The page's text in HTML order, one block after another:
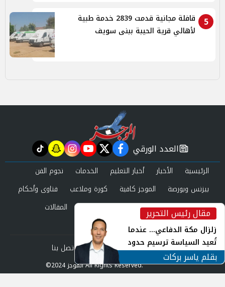
5
قافلة مجانية قدمت 2839 خدمة طبية
لأهالي قرية الحيبة ببنى سويف
مقال رئيس التحرير
زلزال مكة الدفاعي... عندما
تُعيد السياسة ترسيم حدود
الأمن القومي العربي
بقلم ياسر بركات
newspaper
العدد الورقي facebook
twitter
youtube
instagram
snapchat
tiktok
الرئيسية الأخبار أخبار التعليم الخدمات
نجوم الفن
بيزنس وبورصة
الموجز كافية كورة وملاعب
فتاوى وأحكام
صحة وجمال
عرب وعالم حوادث ومحاكم
المقالات
العدد الورقي
من نحن
سياسة الخصوصية اتصل بنا
©2024 الموجز All Rights Reserved.